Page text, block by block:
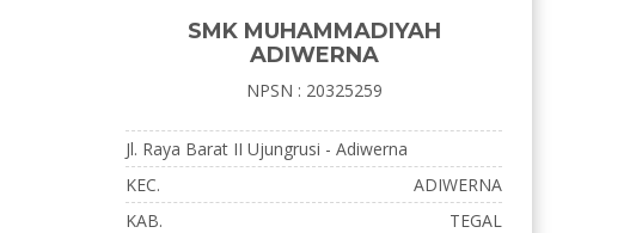
SMK MUHAMMADIYAH
ADIWERNA
NPSN : 20325259
Jl. Raya Barat II Ujungrusi - Adiwerna
KEC.
ADIWERNA
KAB.
TEGAL